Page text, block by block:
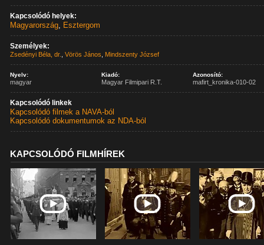
Kapcsolódó helyek:
Magyarország, Esztergom
Személyek:
Zsedényi Béla, dr.
,Vörös János Mindszenty József
Nyelv:
magyar
Kiadó:
Magyar Filmipari R.T.
Azonosító:
mafirt_kronika-010-02
Kapcsolódó linkek
Kapcsolódó filmek a NAVA-ból
Kapcsolódó dokumentumok az NDA-ból
KAPCSOLÓDÓ FILMHÍREK